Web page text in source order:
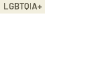
LGBTQIA+